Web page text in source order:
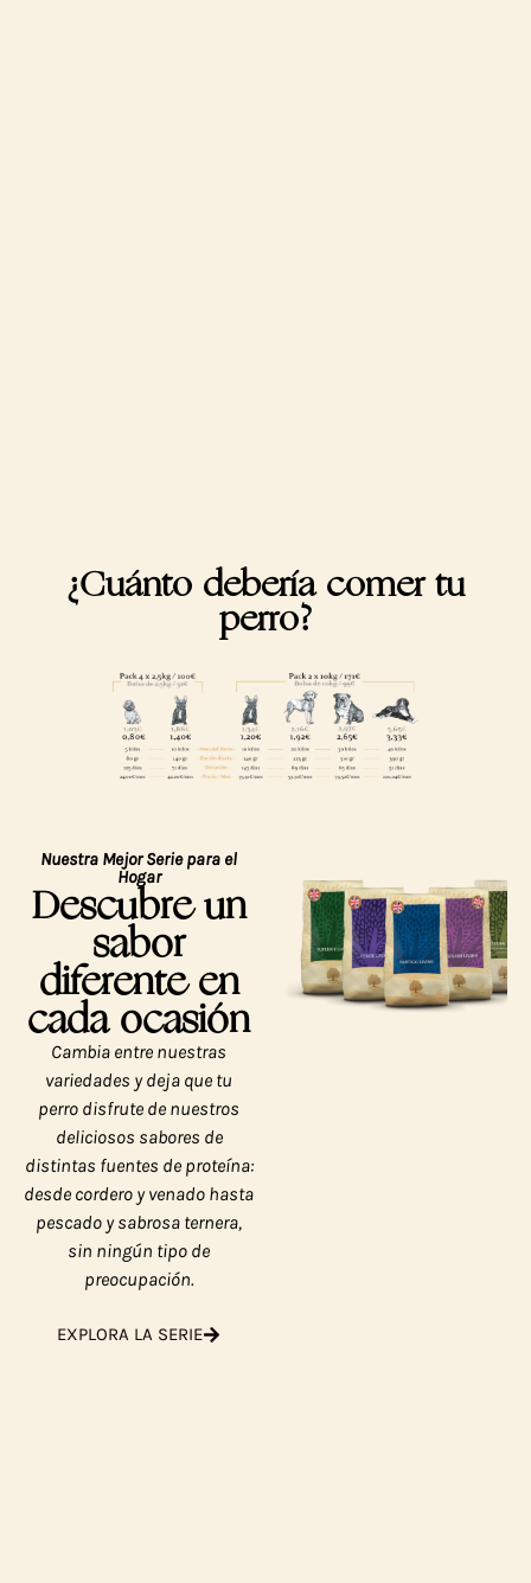
¿Cuánto debería comer tu
perro?
Nuestra Mejor Serie para el
Hogar
Descubre un
sabor
diferente en
cada ocasión
Cambia entre nuestras
variedades y deja que tu
perro disfrute de nuestros
deliciosos sabores de
distintas fuentes de proteína:
desde cordero y venado hasta
pescado y sabrosa ternera,
sin ningún tipo de
preocupación.
EXPLORA LA SERIE